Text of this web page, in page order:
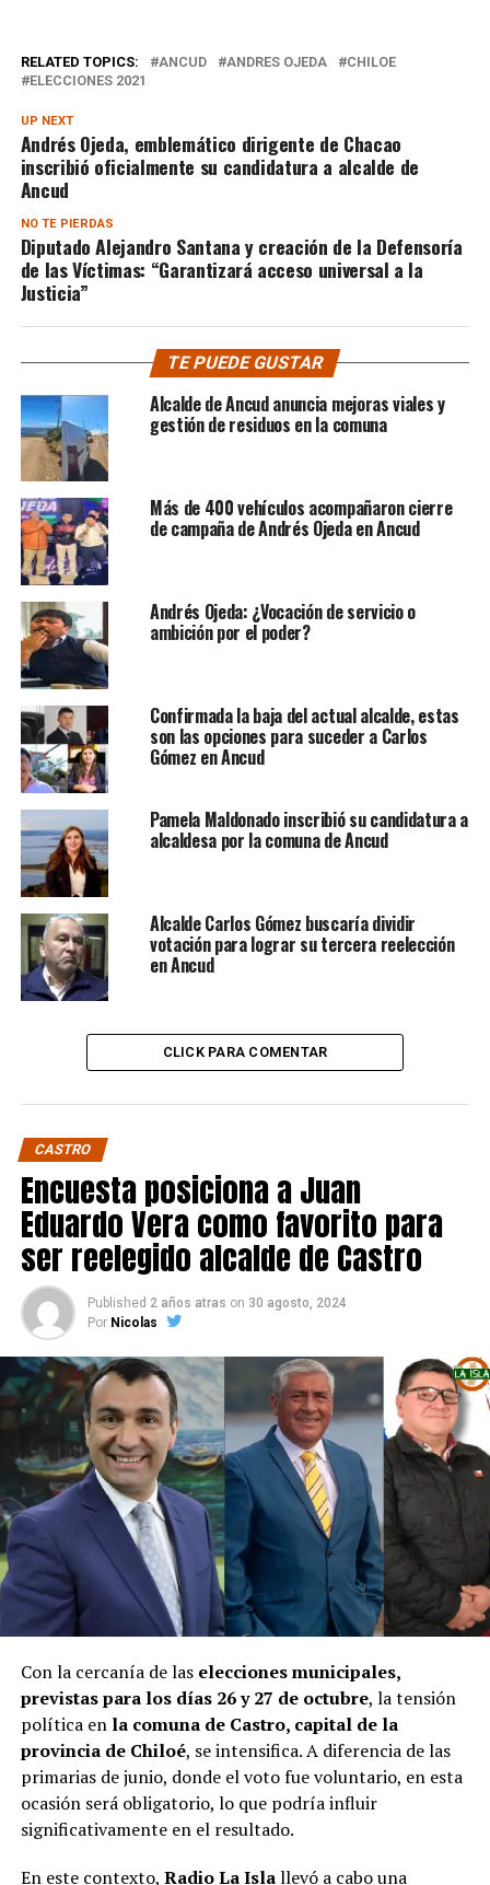
RELATED TOPICS: ANCUD ANDRES OJEDA
CHILOE
ELECCIONES 2021
UP NEXT
Andrés Ojeda, emblemático dirigente de Chacao
inscribió oficialmente su candidatura a alcalde de
Ancud
NO TE PIERDAS
Diputado Alejandro Santana y creación de la Defensoría
de las Víctimas: “Garantizará acceso universal a la
Justicia”
TE PUEDE GUSTAR
Alcalde de Ancud anuncia mejoras viales y
gestión de residuos en la comuna
Más de 400 vehículos acompañaron cierre
de campaña de Andrés Ojeda en Ancud
Andrés Ojeda: ¿Vocación de servicio o
ambición por el poder?
Confirmada la baja del actual alcalde, estas
son las opciones para suceder a Carlos
Gómez en Ancud
Pamela Maldonado inscribió su candidatura a
alcaldesa por la comuna de Ancud
Alcalde Carlos Gómez buscaría dividir
votación para lograr su tercera reelección
en Ancud
CLICK PARA COMENTAR
CASTRO
Encuesta posiciona a Juan
Eduardo Vera como favorito para
ser reelegido alcalde de Castro
Published 2 años atras on 30 agosto, 2024
Por Nicolas
Con la cercanía de las elecciones municipales,
previstas para los días 26 y 27 de octubre, la tensión
política en la comuna de Castro, capital de la
provincia de Chiloé, se intensifica. A diferencia de las
primarias de junio, donde el voto fue voluntario, en esta
ocasión será obligatorio, lo que podría influir
significativamente en el resultado.
En este contexto, Radio La Islallevó a cabo una